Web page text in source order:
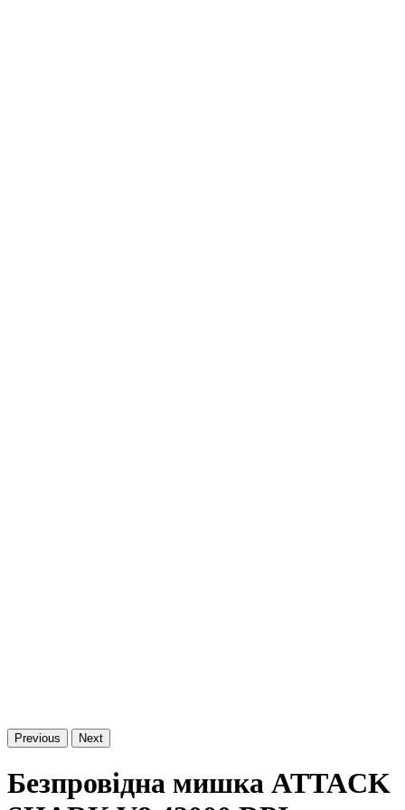
Previous Next
Безпровідна мишка ATTACK